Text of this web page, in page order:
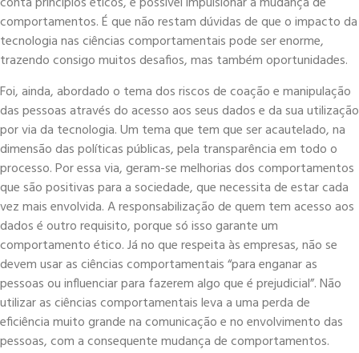
comportamentos. É que não restam dúvidas de que o impacto da
tecnologia nas ciências comportamentais pode ser enorme,
trazendo consigo muitos desafios, mas também oportunidades.
Foi, ainda, abordado o tema dos riscos de coação e manipulação
das pessoas através do acesso aos seus dados e da sua utilização
por via da tecnologia. Um tema que tem que ser acautelado, na
dimensão das políticas públicas, pela transparência em todo o
processo. Por essa via, geram-se melhorias dos comportamentos
que são positivas para a sociedade, que necessita de estar cada
vez mais envolvida. A responsabilização de quem tem acesso aos
dados é outro requisito, porque só isso garante um
comportamento ético. Já no que respeita às empresas, não se
devem usar as ciências comportamentais “para enganar as
pessoas ou influenciar para fazerem algo que é prejudicial”. Não
utilizar as ciências comportamentais leva a uma perda de
eficiência muito grande na comunicação e no envolvimento das
pessoas, com a consequente mudança de comportamentos.